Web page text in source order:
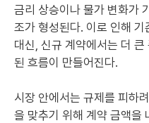
금리 상승이나 물가 변화가
조가 형성된다. 이로 인해
대신, 신규 계약에서는 더
된 흐름이 만들어진다.
시장 안에서는 규제를 피하
을 맞추기 위해 계약 금액을